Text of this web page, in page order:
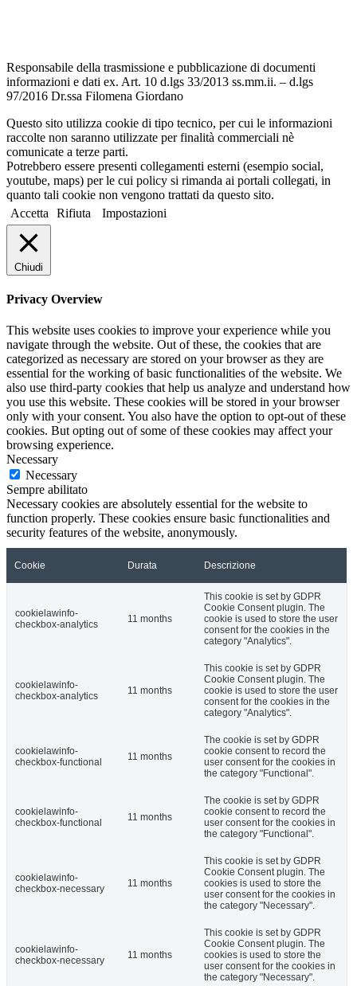
Responsabile della trasmissione e pubblicazione di documenti
informazioni e dati ex. Art. 10 d.lgs 33/2013 ss.mm.ii. – d.lgs
97/2016 Dr.ssa Filomena Giordano
Questo sito utilizza cookie di tipo tecnico, per cui le informazioni
raccolte non saranno utilizzate per finalità commerciali nè
comunicate a terze parti.
Potrebbero essere presenti collegamenti esterni (esempio social,
youtube, maps) per le cui policy si rimanda ai portali collegati, in
quanto tali cookie non vengono trattati da questo sito.
Accetta
Rifiuta Impostazioni
Chiudi
Privacy Overview
This website uses cookies to improve your experience while you
navigate through the website. Out of these, the cookies that are
categorized as necessary are stored on your browser as they are
essential for the working of basic functionalities of the website. We
also use third-party cookies that help us analyze and understand how
you use this website. These cookies will be stored in your browser
only with your consent. You also have the option to opt-out of these
cookies. But opting out of some of these cookies may affect your
browsing experience.
Necessary
Necessary
Sempre abilitato
Necessary cookies are absolutely essential for the website to
function properly. These cookies ensure basic functionalities and
security features of the website, anonymously.
Cookie Durata Descrizione
cookielawinfo-
checkbox-analytics
11 months
This cookie is set by GDPR
Cookie Consent plugin. The
cookie is used to store the user
consent for the cookies in the
category "Analytics".
cookielawinfo-
checkbox-analytics
11 months
This cookie is set by GDPR
Cookie Consent plugin. The
cookie is used to store the user
consent for the cookies in the
category "Analytics".
cookielawinfo-
checkbox-functional
11 months
The cookie is set by GDPR
cookie consent to record the
user consent for the cookies in
the category "Functional".
cookielawinfo-
checkbox-functional
11 months
The cookie is set by GDPR
cookie consent to record the
user consent for the cookies in
the category "Functional".
cookielawinfo-
checkbox-necessary
11 months
This cookie is set by GDPR
Cookie Consent plugin. The
cookies is used to store the
user consent for the cookies in
the category "Necessary".
cookielawinfo-
checkbox-necessary
11 months
This cookie is set by GDPR
Cookie Consent plugin. The
cookies is used to store the
user consent for the cookies in
the category "Necessary".